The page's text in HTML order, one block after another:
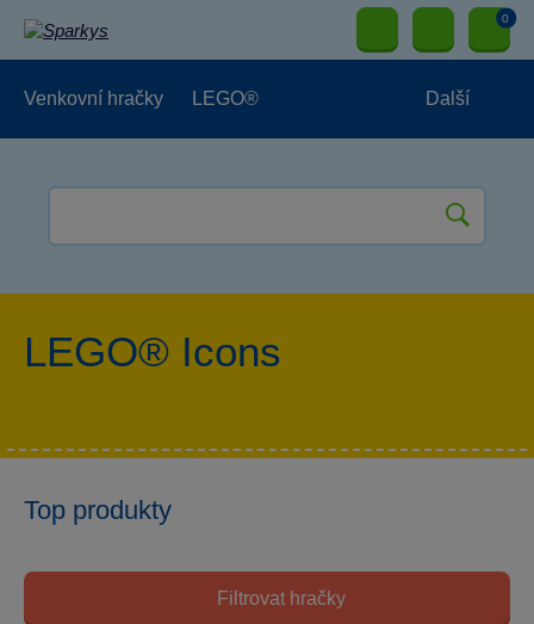
0
Venkovní hračky LEGO® Další
LEGO® Icons
Top produkty
Filtrovat hračky